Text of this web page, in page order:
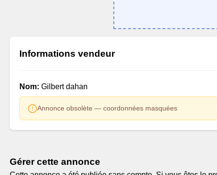
Informations vendeur
Nom: Gilbert dahan
Annonce obsolète — coordonnées masquées
Gérer cette annonce